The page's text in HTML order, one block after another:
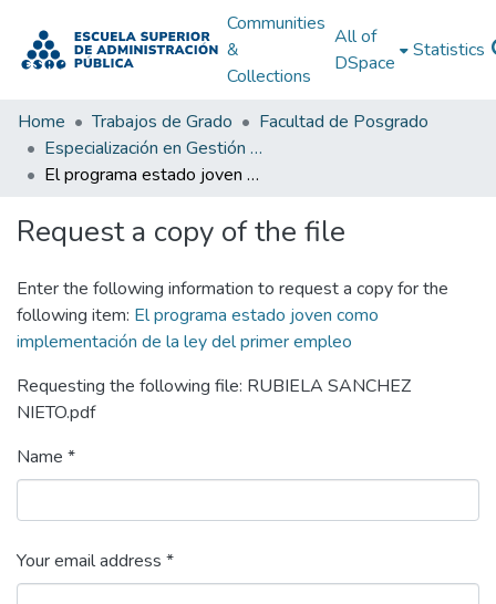
Communities
&
Collections
All of
DSpace
Statistics
Home Trabajos de Grado
Facultad de Posgrado
Especialización en Gestión Pública
El programa estado joven como implementación de la ley del primer empleo
Request a copy of the file
Enter the following information to request a copy for the
following item: El programa estado joven como
implementación de la ley del primer empleo
Requesting the following file: RUBIELA SANCHEZ
NIETO.pdf
Name *
Your email address *